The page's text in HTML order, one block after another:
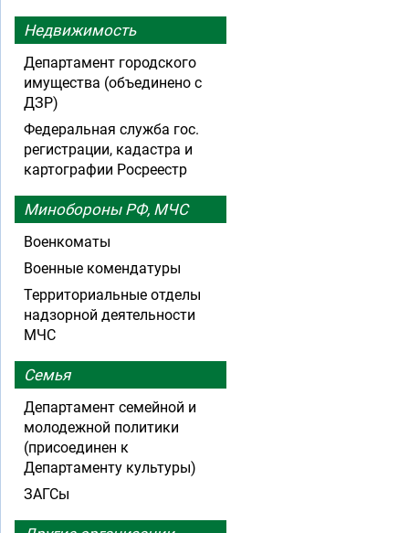
Недвижимость
Департамент городского
имущества (объединено с
ДЗР)
Федеральная служба гос.
регистрации, кадастра и
картографии Росреестр
Минобороны РФ, МЧС
Военкоматы
Военные комендатуры
Территориальные отделы
надзорной деятельности
МЧС
Семья
Департамент семейной и
молодежной политики
(присоединен к
Департаменту культуры)
ЗАГСы